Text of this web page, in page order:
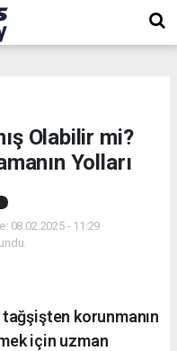
Olabilir mi?
Yolları
08.02.2025 - 11:29
korunmanın
için uzman